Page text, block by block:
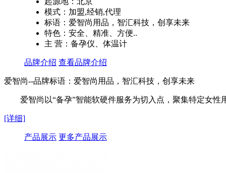
模式：加盟,经销,代理
标语：爱智尚用品，智汇科技，创享未来
特色：安全、精准、方便..
主 营：备孕仪、体温计
品牌介绍 查看品牌介绍
爱智尚--品牌标语： 爱智尚用品，智汇科技，创享未来
爱智尚以“备孕”智能软硬件服务为切入点，聚集特定女
[详细]
产品展示 更多产品展示